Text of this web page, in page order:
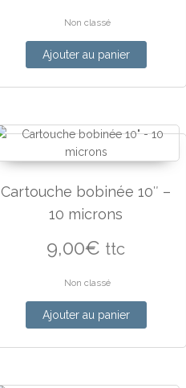
Non classé
Ajouter au panier
Cartouche bobinée 10″ –
10 microns
9,00€ ttc
Non classé
Ajouter au panier